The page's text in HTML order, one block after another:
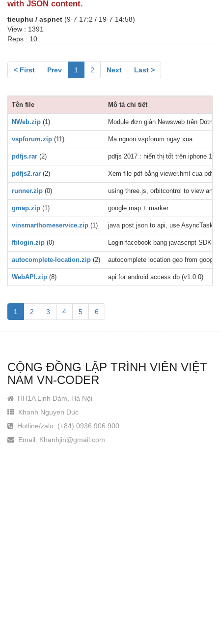
with JSON content.
tieuphu / aspnet (9-7 17:2 / 19-7 14:58)
View : 1391
Reps : 10
< First Prev 1 2 Next Last >
Tên file Mô tả chi tiết
NWeb.zip (1) Module đơn giản Newsweb trên
vspforum.zip (11) Ma nguon vspforum ngay xua
pdfjs.rar (2) pdfjs 2017 : hiển thị tốt trên iphone
pdfjs2.rar (2) Xem file pdf bằng viewer.hml cua
runner.zip (0) using three.js, orbitcontrol to view an
gmap.zip (1) google map + marker
vinsmarthomeservice.zip (1) java post json to api, use AsyncTask,
fblogin.zip (0) Login facebook bang javascript SDK
autocomplete-location.zip (2) autocomplete location geo from
WebAPI.zip (8) api for android access db (v1.0.0)
1 2 3 4 5 6
CỘNG ĐỒNG LẬP TRÌNH VIÊN VIỆT
NAM VN-CODER
HH1A Linh Đàm, Hà Nội
Khanh Nguyen Duc
Hotline/zalo: (+84) 0936 906 900
Email: Khanhjin@gmail.com